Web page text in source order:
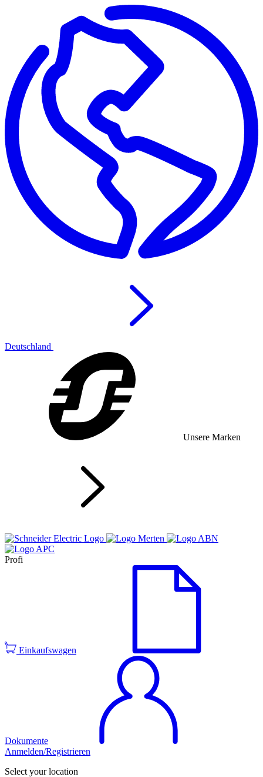
Deutschland
Unsere Marken
Profi
Einkaufswagen
Dokumente
Anmelden/Registrieren
Select your location